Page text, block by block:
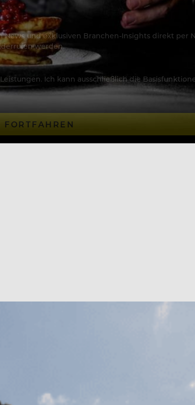
News und exklusiven Branchen-Insights direkt per
werden.
Ich kann ausschließlich die